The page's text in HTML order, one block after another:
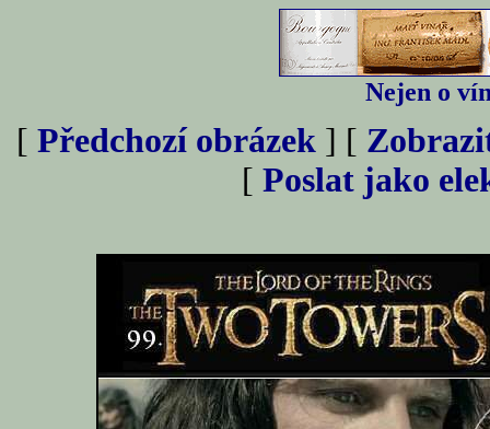
Nejen o
[ Předchozí obrázek ] [
[ Poslat jako